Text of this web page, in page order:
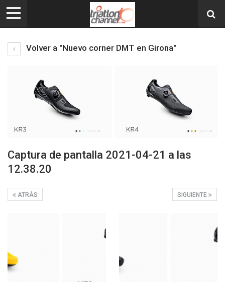
Volver a "Nuevo corner DMT en Girona"
Captura de pantalla 2021-04-21 a las
12.38.20
SIGUIENTE
ATRÁS